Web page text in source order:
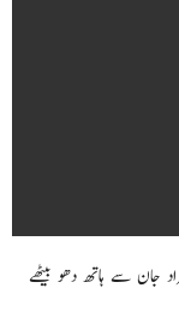
جان سے ہاتھ دھو بیٹھے